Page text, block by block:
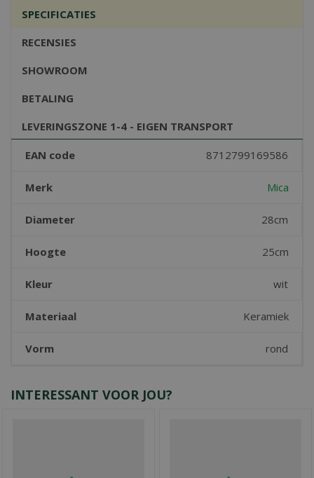
SPECIFICATIES
RECENSIES
SHOWROOM
BETALING
LEVERINGSZONE 1-4 - EIGEN TRANSPORT
EAN code 8712799169586
Merk Mica
Diameter 28cm
Hoogte 25cm
Kleur wit
Materiaal Keramiek
Vorm rond
INTERESSANT VOOR JOU?